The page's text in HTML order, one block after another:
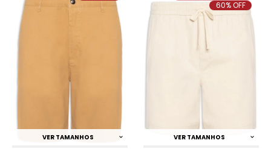
VER TAMANHOS VER TAMANHOS
60% OFF